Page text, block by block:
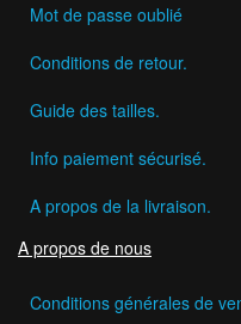
Mot de passe oublié
Conditions de retour.
Guide des tailles.
Info paiement sécurisé.
A propos de la livraison.
A propos de nous
Conditions générales de